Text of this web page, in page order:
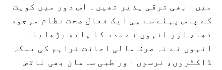
میں ابھی ترقی پذیر تھیں۔ اس دور میں کویت
کے پاس پہلے سے ہی ایک فعال صحت نظام موجود
تھا، اور انہوں نے مدد کا ہاتھ بڑھایا۔
انہوں نے نہ صرف مالی اعانت فراہم کی بلکہ
ڈاکٹروں، نرسوں اور طبی سامان بھی ناقص